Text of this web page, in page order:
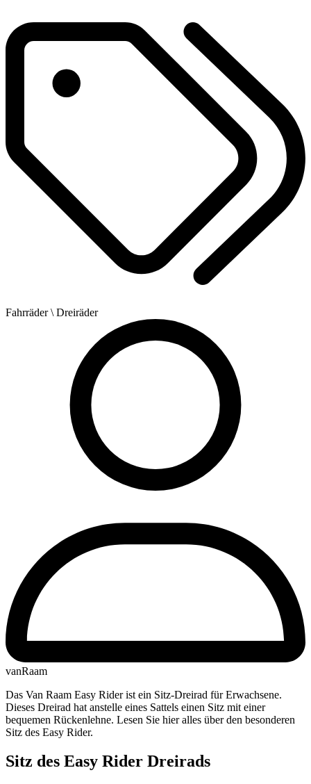
Fahrräder\ Dreiräder
vanRaam
Das Van Raam Easy Rider ist ein Sitz-Dreirad für Erwachsene.
Dieses Dreirad hat anstelle eines Sattels einen Sitz mit einer
bequemen Rückenlehne. Lesen Sie hier alles über den besonderen
Sitz des Easy Rider.
Sitz des Easy Rider Dreirads